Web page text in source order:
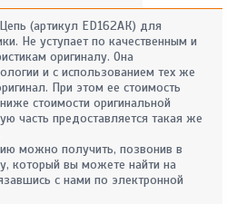
(артикул ED162АК) для
Не уступает по качественным и
оригиналу. Она
и с использованием тех же
При этом ее стоимость
стоимости оригинальной
часть предоставляется такая же
можно получить, позвонив в
который вы можете найти на
с нами по электронной